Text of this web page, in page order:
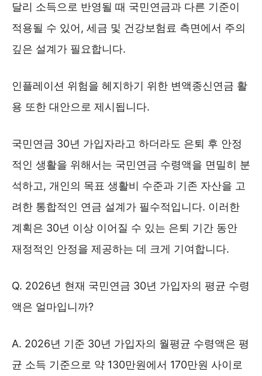
달리 소득으로 반영될 때 국민연금과 다른 기준이
적용될 수 있어, 세금 및 건강보험료 측면에서 주의
깊은 설계가 필요합니다.
인플레이션 위험을 헤지하기 위한 변액종신연금 활
용 또한 대안으로 제시됩니다.
국민연금 30년 가입자라고 하더라도 은퇴 후 안정
적인 생활을 위해서는 국민연금 수령액을 면밀히 분
석하고, 개인의 목표 생활비 수준과 기존 자산을 고
려한 통합적인 연금 설계가 필수적입니다. 이러한
계획은 30년 이상 이어질 수 있는 은퇴 기간 동안
재정적인 안정을 제공하는 데 크게 기여합니다.
Q. 2026년 현재 국민연금 30년 가입자의 평균 수령
액은 얼마입니까?
A. 2026년 기준 30년 가입자의 월평균 수령액은 평
균 소득 기준으로 약 130만원에서 170만원 사이로